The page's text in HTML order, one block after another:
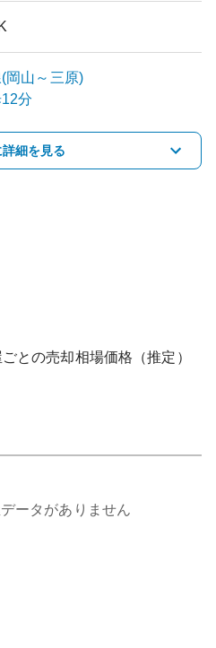
岡山～三原)
分
詳細を見る
との売却相場価格（推定）
ータがありません